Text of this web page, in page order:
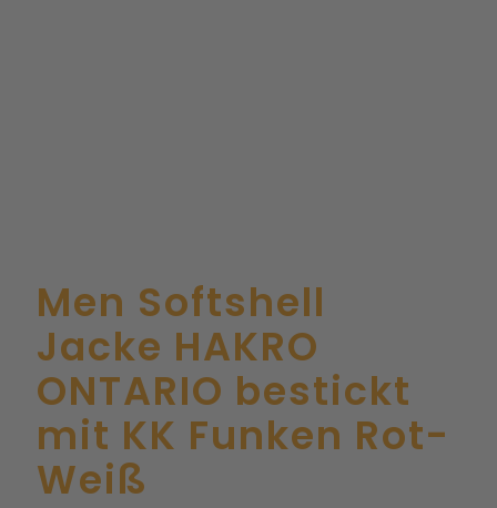
Men Softshell
Jacke HAKRO
ONTARIO bestickt
mit KK Funken Rot-
Weiß